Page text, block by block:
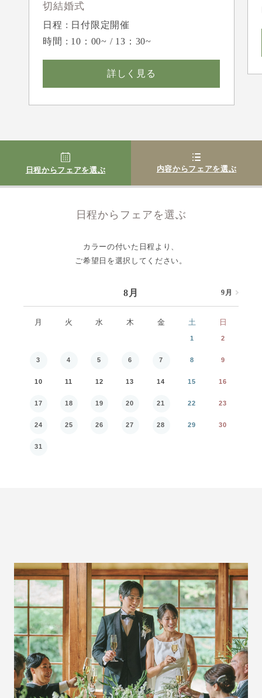
切結婚式
日程 : 日付限定開催
時間 : 10：00~ / 13：30~
詳しく見る
日程からフェアを選ぶ 内容からフェアを選ぶ
日程からフェアを選ぶ
カラーの付いた日程より、
ご希望日を選択してください。
8月 9月
月 火 水 木 金 土 日
1 2
3 4 5 6 7 8 9
10 11 12 13 14 15 16
17 18 19 20 21 22 23
24 25 26 27 28 29 30
31